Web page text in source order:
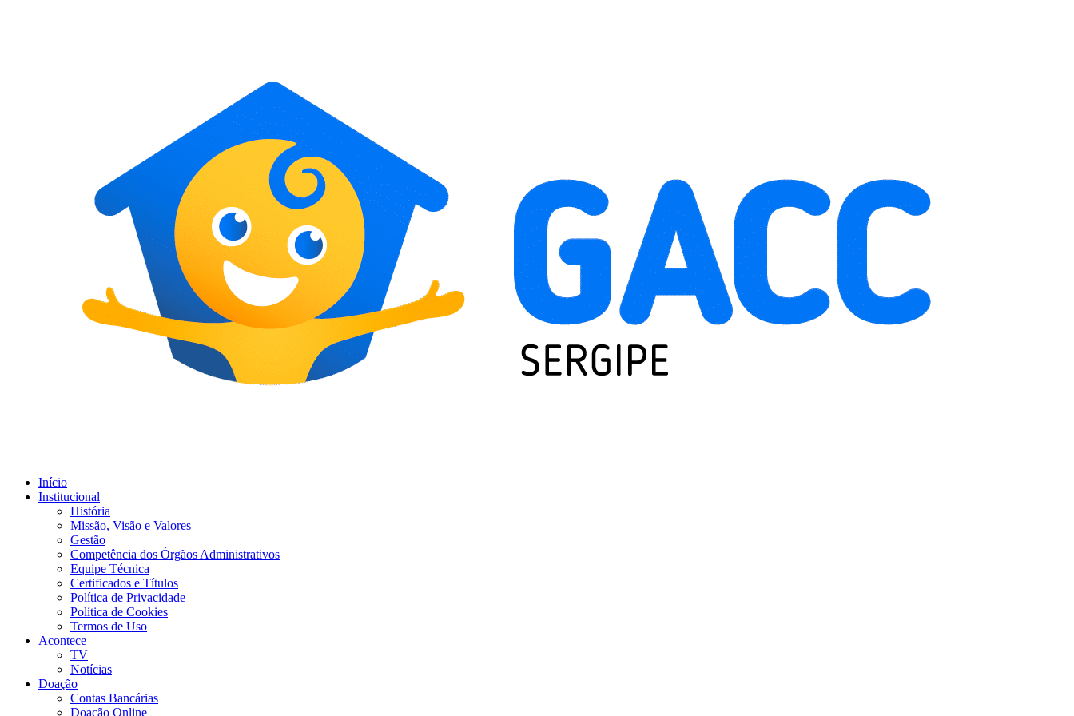
Início
Institucional
História
Missão, Visão e Valores
Gestão
Competência dos Órgãos Administrativos
Equipe Técnica
Certificados e Títulos
Política de Privacidade
Política de Cookies
Termos de Uso
Acontece
TV
Notícias
Doação
Contas Bancárias
Doação Online